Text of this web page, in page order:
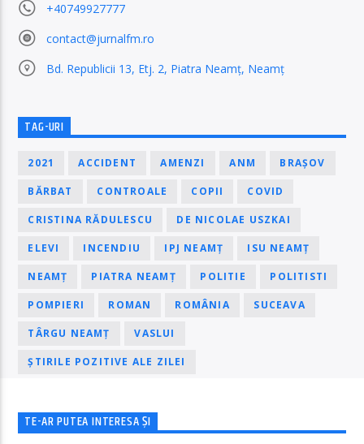
+40749927777
contact@jurnalfm.ro
Bd. Republicii 13, Etj. 2, Piatra Neamț, Neamț
TAG-URI
2021 ACCIDENT AMENZI ANM BRAȘOV
BĂRBAT CONTROALE COPII COVID
CRISTINA RĂDULESCU DE NICOLAE USZKAI
ELEVI INCENDIU IPJ NEAMȚ ISU NEAMȚ
NEAMȚ PIATRA NEAMȚ POLITIE POLITISTI
POMPIERI ROMAN ROMÂNIA SUCEAVA
TÂRGU NEAMȚ VASLUI
ȘTIRILE POZITIVE ALE ZILEI
TE-AR PUTEA INTERESA ȘI